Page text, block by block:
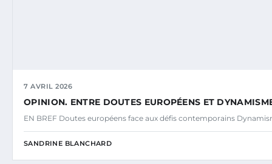
7 AVRIL 2026
OPINION. ENTRE DOUTES EUROPÉENS ET
EN BREF Doutes européens face aux défis contemporains
SANDRINE BLANCHARD